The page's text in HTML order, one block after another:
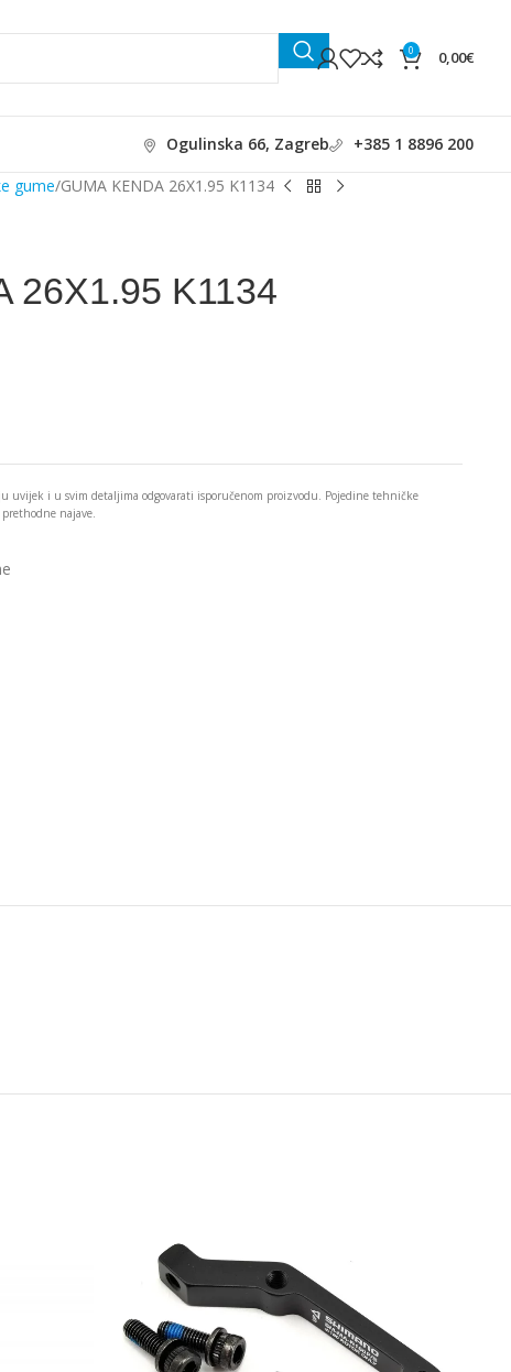
0 0,00€
Ogulinska 66, Zagreb +385 1 8896 200
gume GUMA KENDA 26X1.95 K1134
26X1.95 K1134
uvijek i u svim detaljima odgovarati isporučenom proizvodu. Pojedine tehničke
najave.